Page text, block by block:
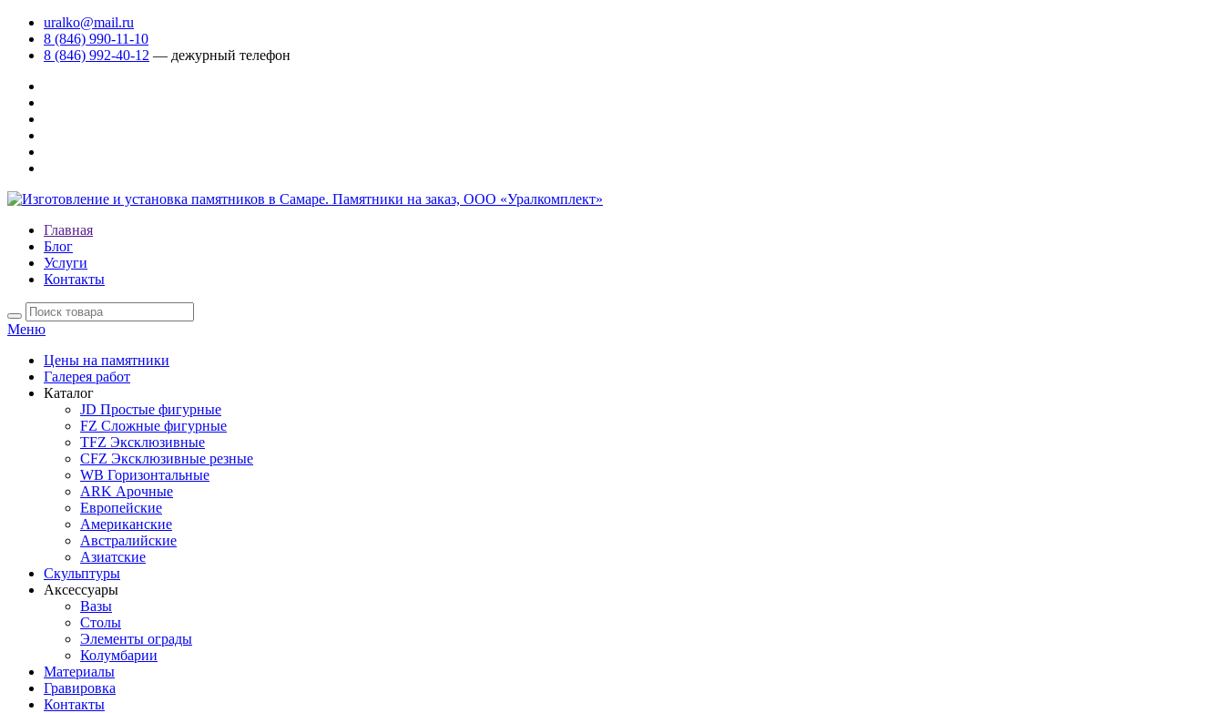
uralko@mail.ru
8 (846) 990-11-10
8 (846) 992-40-12 — дежурный телефон
Главная
Блог
Услуги
Контакты
Меню
Цены на памятники
Галерея работ
Каталог
JD Простые фигурные
FZ Сложные фигурные
TFZ Эксклюзивные
CFZ Эксклюзивные резные
WB Горизонтальные
ARK Арочные
Европейские
Американские
Австралийские
Азиатские
Скульптуры
Аксессуары
Вазы
Столы
Элементы ограды
Колумбарии
Материалы
Гравировка
Контакты